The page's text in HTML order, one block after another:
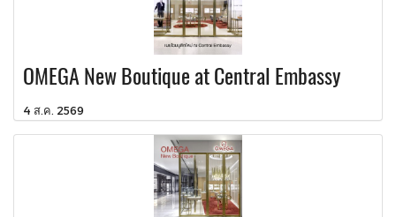
OMEGA New Boutique at Central Embassy
4 ส.ค. 2569